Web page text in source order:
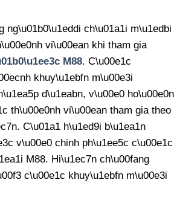
ng\u01b0\u1eddi ch\u01a1i m\u1edbi
vi\u00ean khi tham gia
M88. C\u00e1c
khuy\u1ebfn m\u00e3i
d\u1eabn, v\u00e0 ho\u00e0n
th\u00e0nh vi\u00ean tham gia theo
C\u01a1 h\u1ed9i b\u1ea1n
v\u00e0 chinh ph\u1ee5c c\u00e1c
M88. Hi\u1ec7n ch\u00fang
c\u00e1c khuy\u1ebfn m\u00e3i